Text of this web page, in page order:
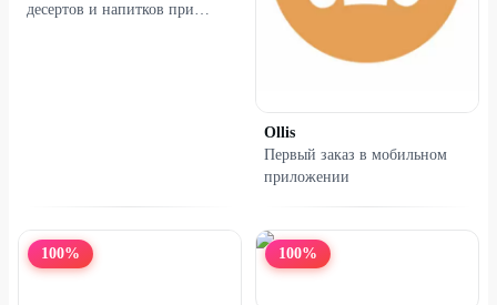
десертов и напитков при
Ollis
Первый заказ в мобильном
приложении
100% 100%